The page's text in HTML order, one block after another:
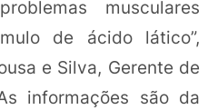
musculares
de ácido lático”,
e Silva, Gerente de
informações são da